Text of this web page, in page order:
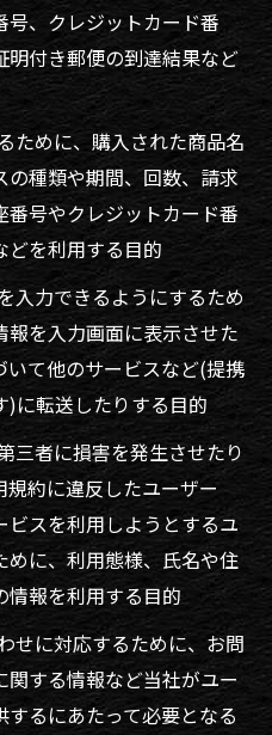
、クレジットカード番
付き郵便の到達結果など
ために、購入された商品名
種類や期間、回数、請求
号やクレジットカード番
どを利用する目的
入力できるようにするため
を入力画面に表示させた
いて他のサービスなど(提携
に転送したりする目的
三者に損害を発生させたり
約に違反したユーザー
スを利用しようとするユ
に、利用態様、氏名や住
情報を利用する目的
せに対応するために、お問
する情報など当社がユー
るにあたって必要となる